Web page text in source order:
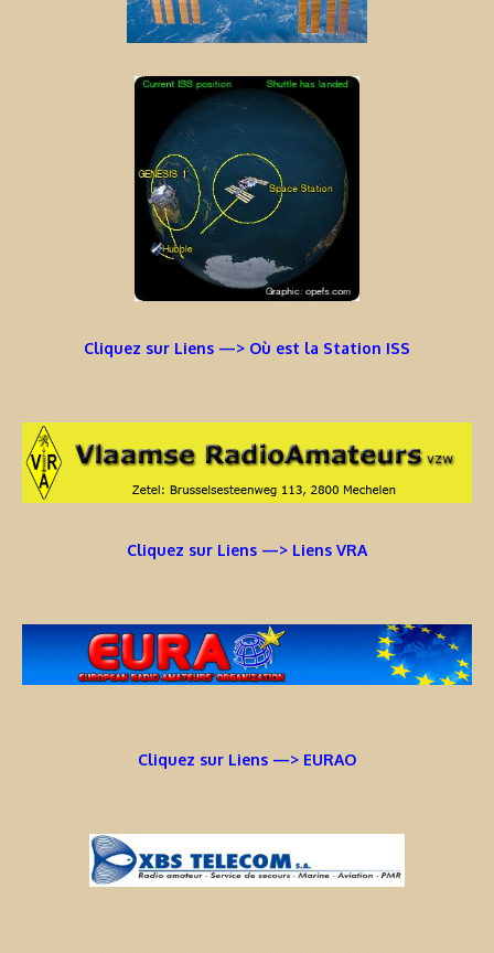
Cliquez sur Liens —> Où est la Station ISS
Cliquez sur Liens —> Liens VRA
Cliquez sur Liens —> EURAO